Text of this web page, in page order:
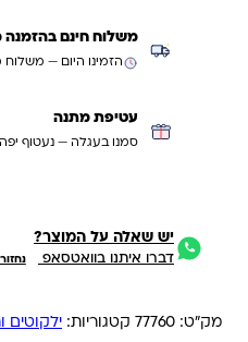
משלוח חינם בהזמנה מעל ₪299
הזמינו היום —
עטיפת מתנה
סמנו בעגלה — נעטוף
יש שאלה על המוצר?
דברו איתנו בוואטסאפ
מק"ט: 77760 קטגוריות: ילקוטים